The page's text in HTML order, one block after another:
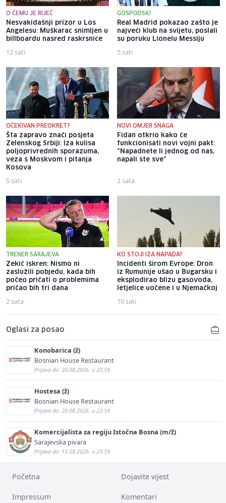
O ČEMU JE RIJEČ
Nesvakidašnji prizor u Los
Angelesu: Muškarac snimljen u
billboardu nasred raskrsnice
12 sati
GOSPODSKI
Real Madrid pokazao zašto je
najveći klub na svijetu, poslali
su poruku Lionelu Messiju
5 sati
OČEKIVAN PREOKRET?
Šta zapravo znači posjeta
Zelenskog Srbiji: Iza kulisa
poljoprivrednih sporazuma,
veza s Moskvom i pitanja
Kosova
5 sati
NOVI OMJER SNAGA
Fidan otkrio kako će
funkcionisati novi vojni pakt:
"Napadnete li jednog od nas,
napali ste sve"
2 sata
TRENER SARAJEVA
Zekić iskren: Nismo ni
zaslužili pobjedu, kada bih
počeo pričati o problemima
pričao bih tri dana
2 sata
KO STOJI IZA NAPADA?
Incidenti širom Evrope: Dron
iz Rumunije ušao u Bugarsku i
eksplodirao blizu gasovoda,
letjelice uočene i u Njemačkoj
10 sati
Oglasi za posao
Konobarica (ž)
Bosnian House Restaurant
Prijava do: 20.08.2026. u 23:59
Hostesa (ž)
Bosnian House Restaurant
Prijava do: 20.08.2026. u 23:59
Komercijalista za regiju Istočna Bosna (m/ž)
Sarajevska pivara
Prijava do: 15.08.2026. u 23:59
Početna Dojavite vijest
Impressum Komentari